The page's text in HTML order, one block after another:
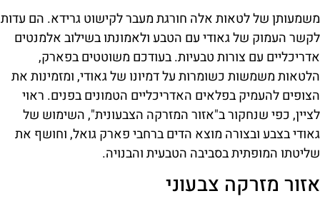
משמעותן של לטאות אלה חורגת מעבר לקישוט גרידא. הם עדות
לקשר העמוק של גאודי עם הטבע ולאמונתו בשילוב אלמנטים
אדריכליים עם צורות טבעיות. בעודכם משוטטים בפארק,
הלטאות משמשות כשומרות על דמיונו של גאודי, ומזמינות את
הצופים להעמיק בפלאים האדריכליים הטמונים בפנים. ראוי
לציין, כפי שנחקור ב"אזור המזרקה הצבעונית", השימוש של
גאודי בצבע ובצורה מוצא הדים ברחבי פארק גואל, וחושף את
שליטתו המופתית בסביבה הטבעית והבנויה.
אזור מזרקה צבעוני